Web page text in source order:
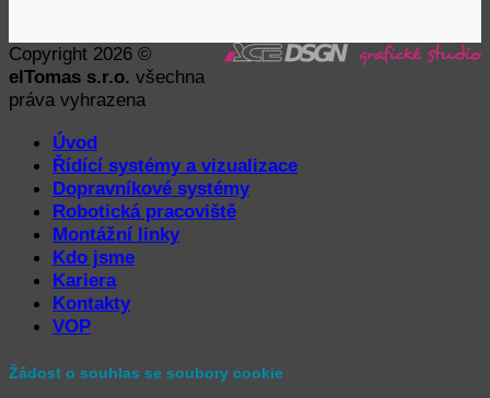
Copyright 2026 ©
elTomas s.r.o. všechna
práva vyhrazena
Úvod
Řídící systémy a vizualizace
Dopravníkové systémy
Robotická pracoviště
Montážní linky
Kdo jsme
Kariera
Kontakty
VOP
Žádost o souhlas se soubory cookie